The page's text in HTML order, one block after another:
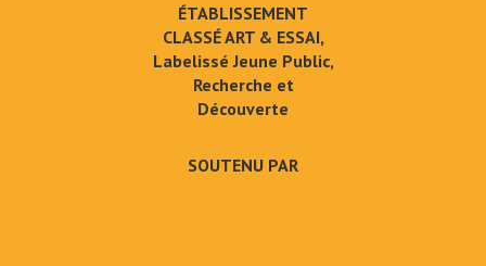
ÉTABLISSEMENT
CLASSÉ ART & ESSAI,
Labelissé Jeune Public,
Recherche et
Découverte
SOUTENU PAR